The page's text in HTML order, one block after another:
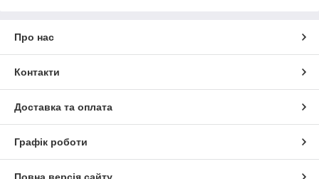
Про нас
Контакти
Доставка та оплата
Графік роботи